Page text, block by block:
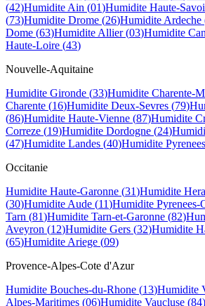
(42)Humidite Ain (01)Humidite Haute-
(73)Humidite Drome (26)Humidite Ardeche
Dome (63)Humidite Allier(03)Humidite
Haute-Loire (43)
Nouvelle-Aquitaine
Humidite Gironde (33)Humidite Charente-
Charente (16)Humidite Deux-Sevres (79)
(86)Humidite Haute-Vienne (87)Humidite
Correze (19)Humidite Dordogne (24)
(47)Humidite Landes (40)Humidite
Occitanie
Humidite Haute-Garonne (31)Humidite
(30)Humidite Aude (11)Humidite Pyrenees-
Tarn (81)Humidite Tarn-et-Garonne (82)
Aveyron (12)Humidite Gers (32)Humidite
(65)Humidite Ariege (09)
Provence-Alpes-Cote d'Azur
Humidite Bouches-du-Rhone (13)Humidite
Alpes-Maritimes (06)Humidite Vaucluse (84)